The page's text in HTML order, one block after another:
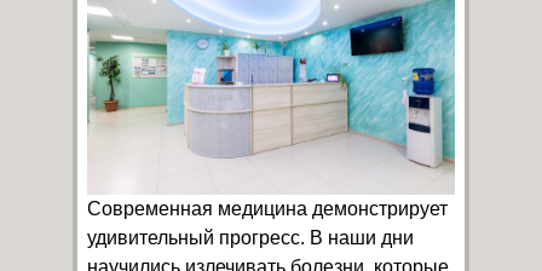
Современная медицина демонстрирует
удивительный прогресс. В наши дни
научились излечивать болезни, которые